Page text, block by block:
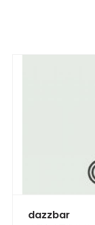
dazzbar